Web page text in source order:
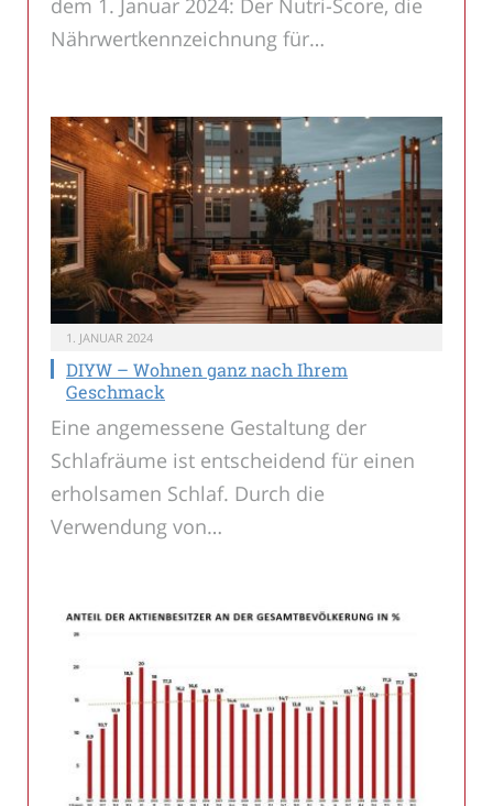
dem 1. Januar 2024: Der Nutri-Score, die
Nährwertkennzeichnung für…
1. JANUAR 2024
DIYW – Wohnen ganz nach Ihrem
Geschmack
Eine angemessene Gestaltung der
Schlafräume ist entscheidend für einen
erholsamen Schlaf. Durch die
Verwendung von…